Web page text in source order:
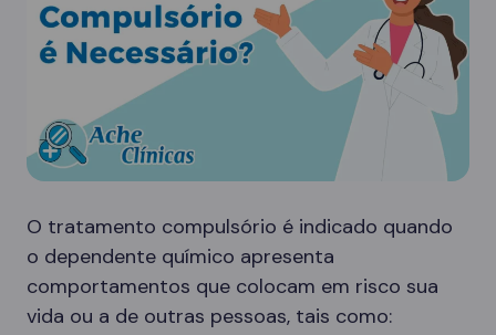
O tratamento compulsório é indicado quando
o dependente químico apresenta
comportamentos que colocam em risco sua
vida ou a de outras pessoas, tais como: